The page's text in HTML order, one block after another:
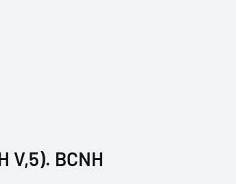
V,5). BCNH